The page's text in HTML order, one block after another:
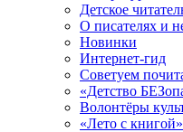
Детское
О писателях и
Новинки
Интернет-гид
Советуем
«Детство
Волонтёры
«Лето с книгой»